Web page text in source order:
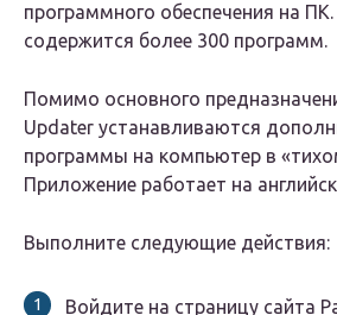
программного обеспечения на
содержится более 300 программ.
Помимо основного
Updater устанавливаются
программы на компьютер в
Приложение работает на
Выполните следующие действия:
Войдите на страницу сайта